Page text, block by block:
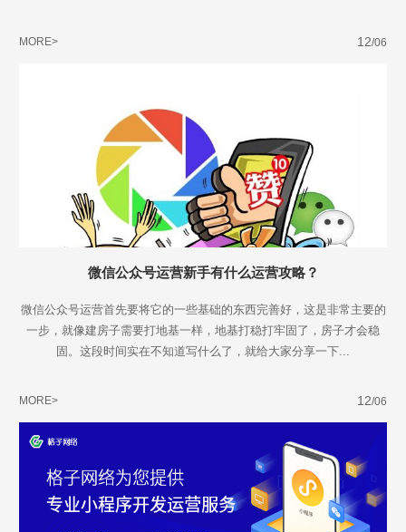
MORE> 12/06
微信公众号运营新手有什么运营攻略？
微信公众号运营首先要将它的一些基础的东西完善好，这是非常主要的
一步，就像建房子需要打地基一样，地基打稳打牢固了，房子才会稳
固。这段时间实在不知道写什么了，就给大家分享一下...
MORE> 12/06
不怕就请留下您的需求及联系方式，我们会第一时间送上问候的。